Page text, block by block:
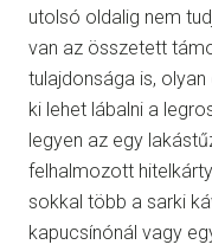
utolsó oldalig nem
van az összetett
tulajdonsága is,
ki lehet lábalni a
legyen az egy
felhalmozott
sokkal több a sarki
kapucsínónál vagy